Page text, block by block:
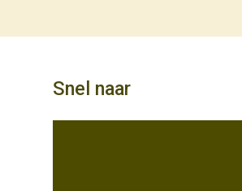
Snel naar